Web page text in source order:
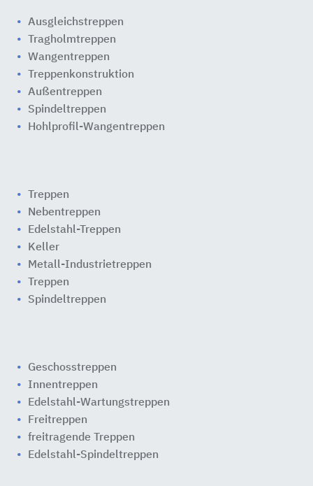
Ausgleichstreppen
Tragholmtreppen
Wangentreppen
Treppenkonstruktion
Außentreppen
Spindeltreppen
Hohlprofil-Wangentreppen
Treppen
Nebentreppen
Edelstahl-Treppen
Keller
Metall-Industrietreppen
Treppen
Spindeltreppen
Geschosstreppen
Innentreppen
Edelstahl-Wartungstreppen
Freitreppen
freitragende Treppen
Edelstahl-Spindeltreppen